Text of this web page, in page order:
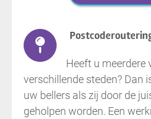
Heeft u meerdere
verschillende steden? Dan
uw bellers als zij door de
geholpen worden. Een